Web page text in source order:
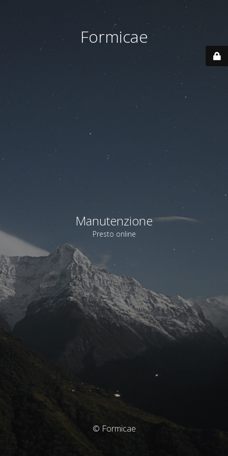
Formicae
Manutenzione
Presto online
© Formicae